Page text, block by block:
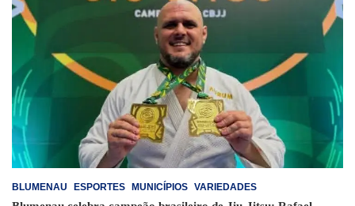
BLUMENAU ESPORTES MUNICÍPIOS VARIEDADES